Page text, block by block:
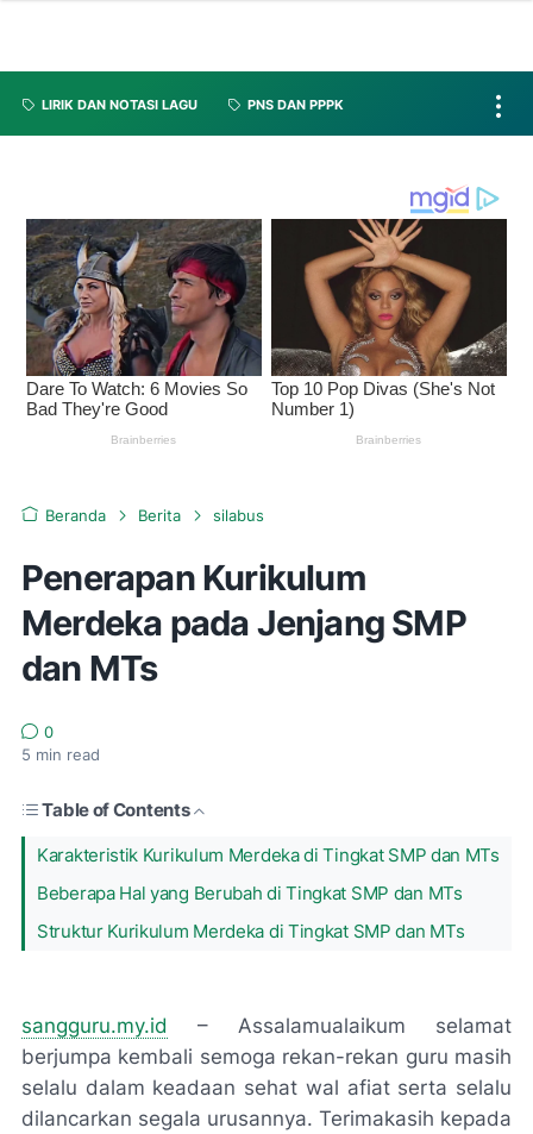
LIRIK DAN NOTASI LAGU PNS DAN PPPK
Beranda Berita silabus
Penerapan Kurikulum
Merdeka pada Jenjang SMP
dan MTs
0
5 min read
Table of Contents
Karakteristik Kurikulum Merdeka di Tingkat SMP dan MTs
Beberapa Hal yang Berubah di Tingkat SMP dan MTs
Struktur Kurikulum Merdeka di Tingkat SMP dan MTs
sangguru.my.id – Assalamualaikum selamat
berjumpa kembali semoga rekan-rekan guru masih
selalu dalam keadaan sehat wal afiat serta selalu
dilancarkan segala urusannya. Terimakasih kepada